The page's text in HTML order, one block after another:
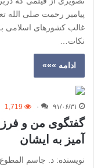
پیامبر رحمت صلی الله
غالب کشورهای اسلامی
نکات…
ادامه »»»
۹۱/۰۶/۳۱ ۰ 1,719
گفتگوی من و
آمیز به ایشان
نویسنده: د. جاسم